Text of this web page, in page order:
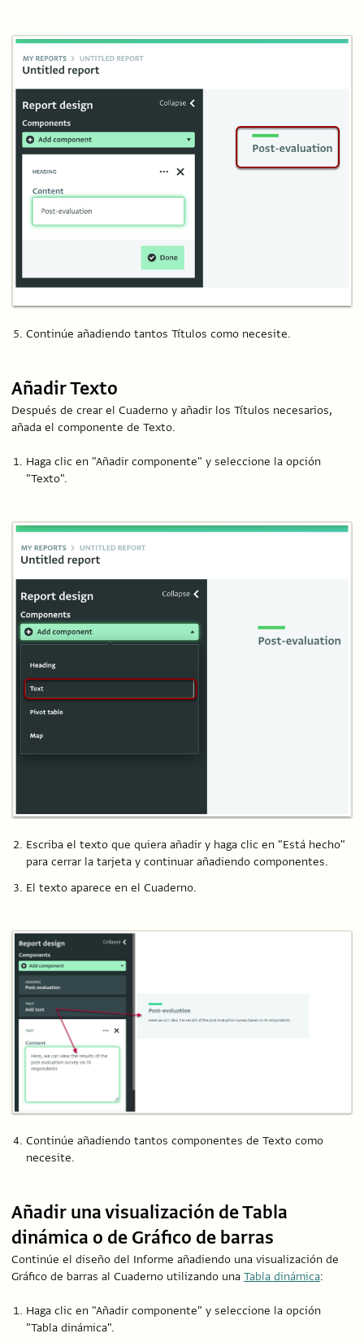
Continúe añadiendo tantos Títulos como necesite.
Añadir Texto
Después de crear el Cuaderno y añadir los Títulos necesarios,
añada el componente de Texto.
Haga clic en "Añadir componente" y seleccione la opción
"Texto".
Escriba el texto que quiera añadir y haga clic en "Está hecho"
para cerrar la tarjeta y continuar añadiendo componentes.
El texto aparece en el Cuaderno.
Continúe añadiendo tantos componentes de Texto como
necesite.
Añadir una visualización de Tabla
dinámica o de Gráfico de barras
Continúe el diseño del Informe añadiendo una visualización de
Gráfico de barras al Cuaderno utilizando una Tabla dinámica:
Haga clic en "Añadir componente" y seleccione la opción
"Tabla dinámica".